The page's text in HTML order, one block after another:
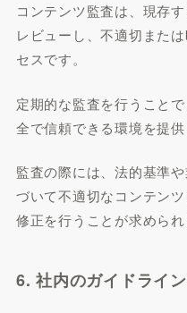
コンテンツ監査は、現存
レビューし、不適切また
セスです。
定期的な監査を行うこと
全で信頼できる環境を提
監査の際には、法的基準
づいて不適切なコンテン
修正を行うことが求められ
6. 社内のガイドライ